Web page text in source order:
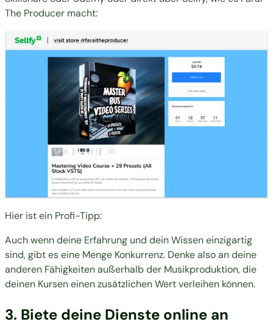
The Producer macht:
Hier ist ein Profi-Tipp:
Auch wenn deine Erfahrung und dein Wissen einzigartig
sind, gibt es eine Menge Konkurrenz. Denke also an deine
anderen Fähigkeiten außerhalb der Musikproduktion, die
deinen Kursen einen zusätzlichen Wert verleihen können.
3. Biete deine Dienste online an